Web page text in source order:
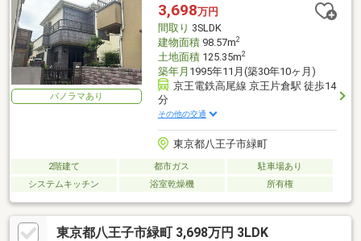
パノラマあり
3,698万円
間取り 3SLDK
建物面積98.57m2
土地面積125.35m2
築年月 1995年11月(築30年10ヶ月)
京王電鉄高尾線 京王片倉駅 徒歩14
分
その他の交通
東京都八王子市緑町
2階建て 都市ガス
駐車場あり
システムキッチン
浴室乾燥機 所有権
東京都八王子市緑町 3,698万円 3LDK